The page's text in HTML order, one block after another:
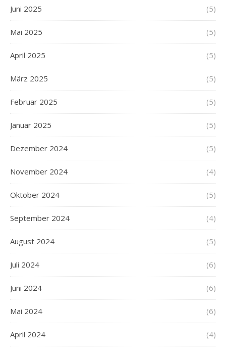
Juni 2025 (5)
Mai 2025 (5)
April 2025 (5)
März 2025 (5)
Februar 2025 (5)
Januar 2025 (5)
Dezember 2024 (5)
November 2024 (4)
Oktober 2024 (5)
September 2024 (4)
August 2024 (5)
Juli 2024 (6)
Juni 2024 (6)
Mai 2024 (6)
April 2024 (4)